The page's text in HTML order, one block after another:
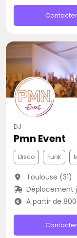
Contacter
DJ
Pmn Event
Disco Funk
Toulouse (31)
Déplacement
À partir de
Contacter